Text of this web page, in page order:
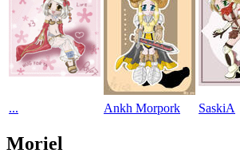
... Ankh Morpork SaskiA
Moriel